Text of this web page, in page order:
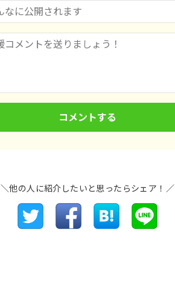
＼他の人に紹介したいと思ったらシェア！／